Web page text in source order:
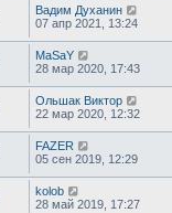
Вадим Духанин
07 апр 2021, 13:24
MaSaY
28 мар 2020, 17:43
Ольшак Виктор
22 мар 2020, 12:32
FAZER
05 сен 2019, 12:29
kolob
28 май 2019, 17:27